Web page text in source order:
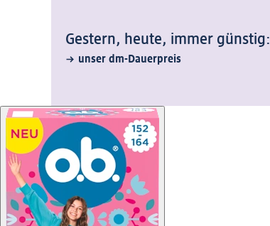
Gestern, heute, immer günstig:
unser dm-Dauerpreis